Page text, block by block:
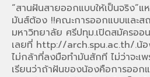
“สานฝันสายออกแบบให้เป็นจริง”
มันส์ต้อง !!คณะการออกแบบและส
มหาวิทยาลัย ศรีปทุม.เปิดสมัครออ
เลยที่ http://arch.spu.ac.th/.น้
ไม่กล้าที่ลงมือทำมันสักที ไม่ว่าจะเ
เรียนว่าถ้าฝันของน้องคือการออก